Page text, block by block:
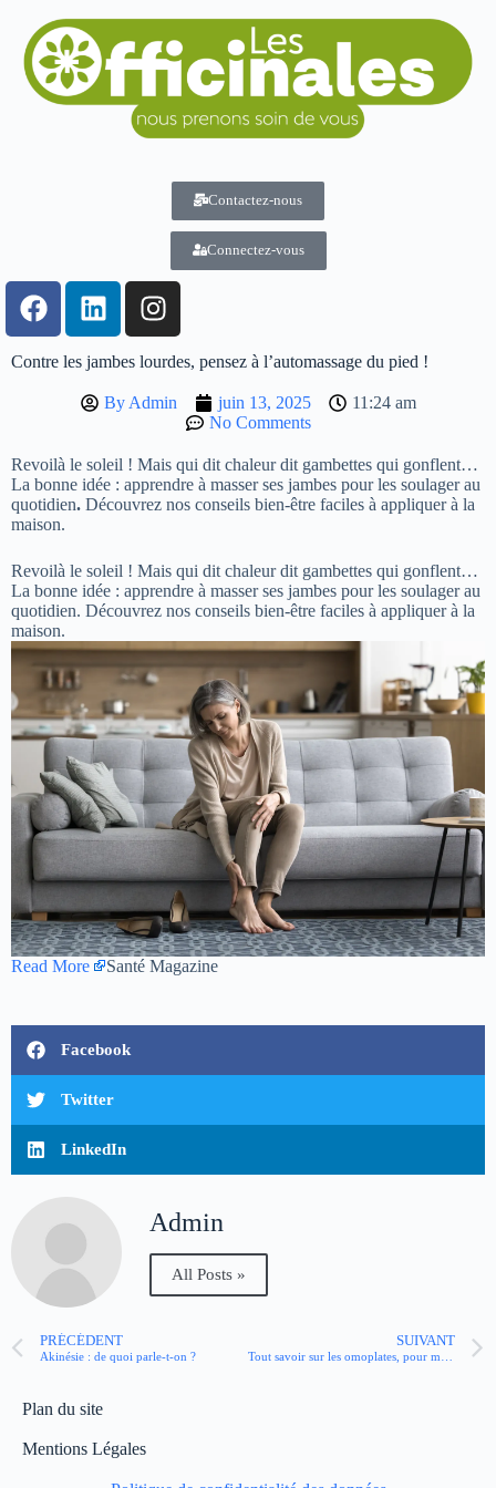
Contactez-nous
Connectez-vous
Contre les jambes lourdes, pensez à l’automassage du pied !
ByAdmin juin 13, 2025
11:24 am
No Comments
Revoilà le soleil ! Mais qui dit chaleur dit gambettes qui gonflent…
La bonne idée : apprendre à masser ses jambes pour les soulager au
quotidien. Découvrez nos conseils bien-être faciles à appliquer à la
maison.
Revoilà le soleil ! Mais qui dit chaleur dit gambettes qui gonflent…
La bonne idée : apprendre à masser ses jambes pour les soulager au
quotidien. Découvrez nos conseils bien-être faciles à appliquer à la
maison.
Read More Santé Magazine
Facebook
Twitter
LinkedIn
Admin
All Posts »
PRÉCÉDENT
Akinésie : de quoi parle-t-on ?
SUIVANT
Tout savoir sur les omoplates, pour mieux préserver notre dos
Plan du site
Mentions Légales